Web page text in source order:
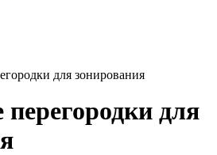
для зонирования
для